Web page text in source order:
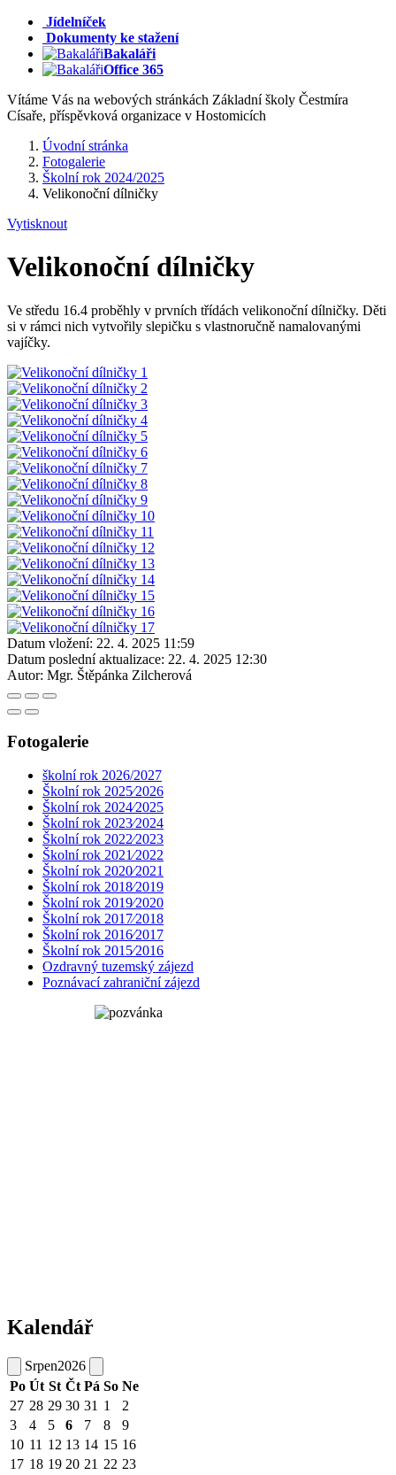
Jídelníček
Dokumenty ke stažení
Bakaláři
Office 365
Vítáme Vás na webových stránkách Základní školy Čestmíra
Císaře, příspěvková organizace v Hostomicích
Úvodní stránka
Fotogalerie
Školní rok 2024/2025
Velikonoční dílničky
Vytisknout
Velikonoční dílničky
Ve středu 16.4 proběhly v prvních třídách velikonoční dílničky. Děti
si v rámci nich vytvořily slepičku s vlastnoručně namalovanými
vajíčky.
Datum vložení: 22. 4. 2025 11:59
Datum poslední aktualizace: 22. 4. 2025 12:30
Autor: Mgr. Štěpánka Zilcherová
Fotogalerie
školní rok 2026/2027
Školní rok 2025⁄2026
Školní rok 2024⁄2025
Školní rok 2023⁄2024
Školní rok 2022⁄2023
Školní rok 2021⁄2022
Školní rok 2020⁄2021
Školní rok 2018⁄2019
Školní rok 2019⁄2020
Školní rok 2017⁄2018
Školní rok 2016⁄2017
Školní rok 2015⁄2016
Ozdravný tuzemský zájezd
Poznávací zahraniční zájezd
Kalendář
Srpen2026
Po Út St Čt Pá So Ne
27 28 29 30 31 1
2
3
4 5 6 7 8
9
10 11 12 13 14 15 16
17 18 19 20 21 22 23